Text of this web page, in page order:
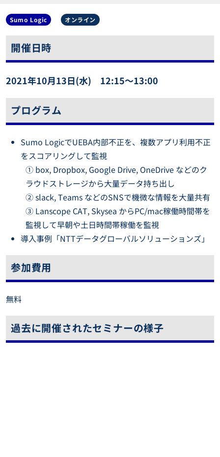
Sumo Logic オンライン
開催日時
2021年10月13日(水) 12:15〜13:00
プログラム
Sumo LogicでUEBA内部不正を、複数アプリ利用不正
をスコアリングして監視
① box, Dropbox, Google Drive, OneDrive などのク
ラウドストレージから大量データ持ち出し
② slack, Teams などのSNSで機微な情報を大量共有
③ Lanscope CAT, Skysea からPC/mac稼働時間帯を
監視して早朝や土日時間帯稼働を監視
導入事例「NTTデータグローバルソリューションズ」
参加費用
無料
過去に開催されたセミナーの様子